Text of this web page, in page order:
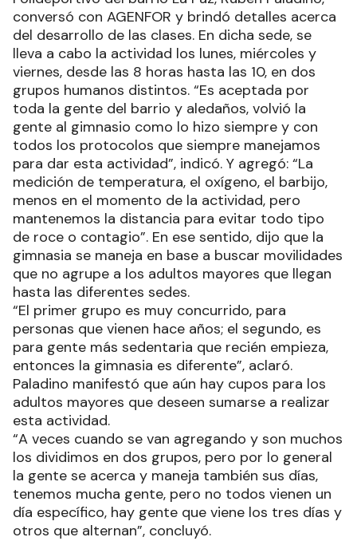
conversó con AGENFOR y brindó detalles acerca
del desarrollo de las clases. En dicha sede, se
lleva a cabo la actividad los lunes, miércoles y
viernes, desde las 8 horas hasta las 10, en dos
grupos humanos distintos. “Es aceptada por
toda la gente del barrio y aledaños, volvió la
gente al gimnasio como lo hizo siempre y con
todos los protocolos que siempre manejamos
para dar esta actividad”, indicó. Y agregó: “La
medición de temperatura, el oxígeno, el barbijo,
menos en el momento de la actividad, pero
mantenemos la distancia para evitar todo tipo
de roce o contagio”. En ese sentido, dijo que la
gimnasia se maneja en base a buscar movilidades
que no agrupe a los adultos mayores que llegan
hasta las diferentes sedes.
“El primer grupo es muy concurrido, para
personas que vienen hace años; el segundo, es
para gente más sedentaria que recién empieza,
entonces la gimnasia es diferente”, aclaró.
Paladino manifestó que aún hay cupos para los
adultos mayores que deseen sumarse a realizar
esta actividad.
“A veces cuando se van agregando y son muchos
los dividimos en dos grupos, pero por lo general
la gente se acerca y maneja también sus días,
tenemos mucha gente, pero no todos vienen un
día específico, hay gente que viene los tres días y
otros que alternan”, concluyó.